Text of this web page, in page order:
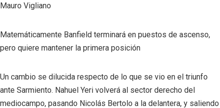
Mauro Vigliano
Matemáticamente Banfield terminará en puestos de ascenso,
pero quiere mantener la primera posición
Un cambio se dilucida respecto de lo que se vio en el triunfo
ante Sarmiento. Nahuel Yeri volverá al sector derecho del
mediocampo, pasando Nicolás Bertolo a la delantera, y saliendo